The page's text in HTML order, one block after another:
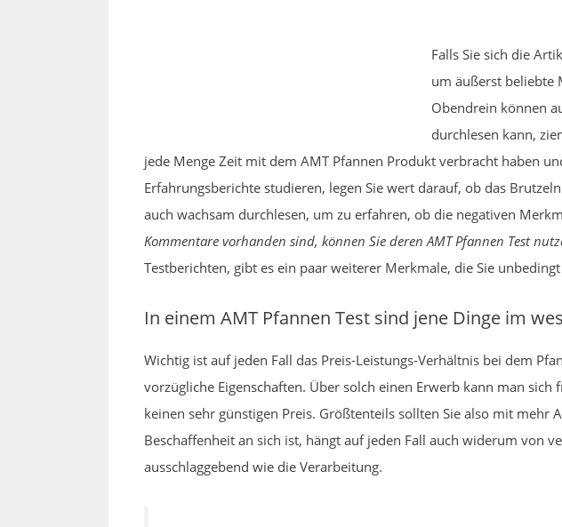
Falls Sie sich die
um äußerst beliebte
Obendrein können
durchlesen kann,
jede Menge Zeit mit dem AMT Pfannen Produkt verbracht haben
Erfahrungsberichte studieren, legen Sie wert darauf, ob das
auch wachsam durchlesen, um zu erfahren, ob die negativen
Kommentare vorhanden sind, können Sie deren AMT Pfannen Test
Testberichten, gibt es ein paar weiterer Merkmale, die Sie
In einem AMT Pfannen Test sind jene Dinge im
Wichtig ist auf jeden Fall das Preis-Leistungs-Verhältnis bei dem
vorzügliche Eigenschaften. Über solch einen Erwerb kann man
keinen sehr günstigen Preis. Größtenteils sollten Sie also mit mehr
Beschaffenheit an sich ist, hängt auf jeden Fall auch widerum von
ausschlaggebend wie die Verarbeitung.